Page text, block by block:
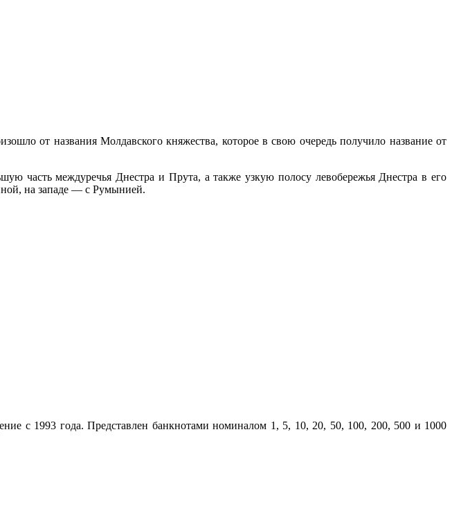
от названия Молдавского княжества, которое в свою очередь получило название от
часть междуречья Днестра и Прута, а также узкую полосу левобережья Днестра в его
на западе — с Румынией.
с 1993 года. Представлен банкнотами номиналом 1, 5, 10, 20, 50, 100, 200, 500 и 1000